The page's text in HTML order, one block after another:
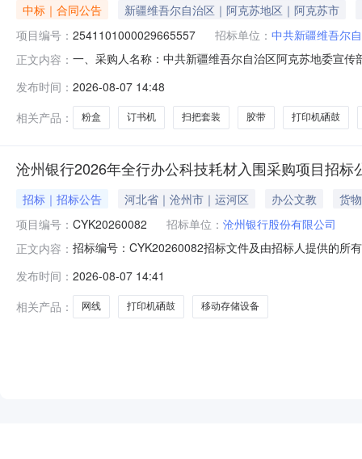
中标｜合同公告
新疆维吾尔自治区｜阿克苏地区｜阿克苏市
项目编号： 2541101000029665557 招标单位： 中共新疆维吾尔
正文内容： 一、采购人名称：中共新疆维吾尔自治区阿克苏地委宣
力/deli5700包3.0030902索尼DVD+R光盘索尼/
发布时间： 2026-08-07 14:48
相关产品：
粉盒 订书机 扫把套装 胶带 打印机硒鼓
沧州银行2026年全行办公科技耗材入围采购项目招标
招标｜招标公告 河北省｜沧州市｜运河区 办公文教
货物
项目编号： CYK20260082 招标单位： 沧州银行股份有限公司
正文内容： 招标编号：CYK20260082招标文件及由招标人提供的所
司。项目已具备招标条件，现对该项目进行公开招标。
点。（三）招标范围：本次项目内
发布时间： 2026-08-07 14:41
相关产品：
网线 打印机硒鼓 移动存储设备